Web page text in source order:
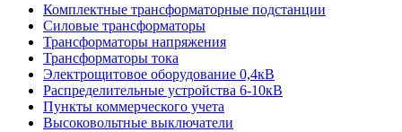
Комплектные трансформаторные подстанции
Силовые трансформаторы
Трансформаторы напряжения
Трансформаторы тока
Электрощитовое оборудование 0,4кВ
Распределительные устройства 6-10кВ
Пункты коммерческого учета
Высоковольтные выключатели